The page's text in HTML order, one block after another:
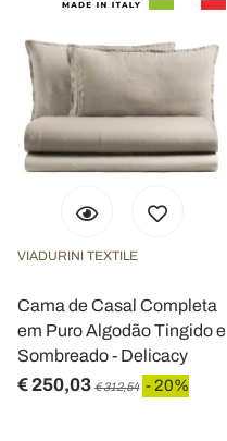
VIADURINI TEXTILE
Cama de Casal Completa
em Puro Algodão Tingido e
Sombreado - Delicacy
€ 250,03 € 312,54 - 20%